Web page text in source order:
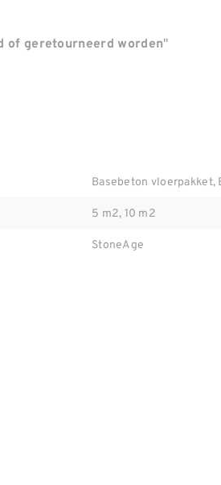
of geretourneerd worden"
Basebeton vloerpakket,
5 m2, 10 m2
StoneAge